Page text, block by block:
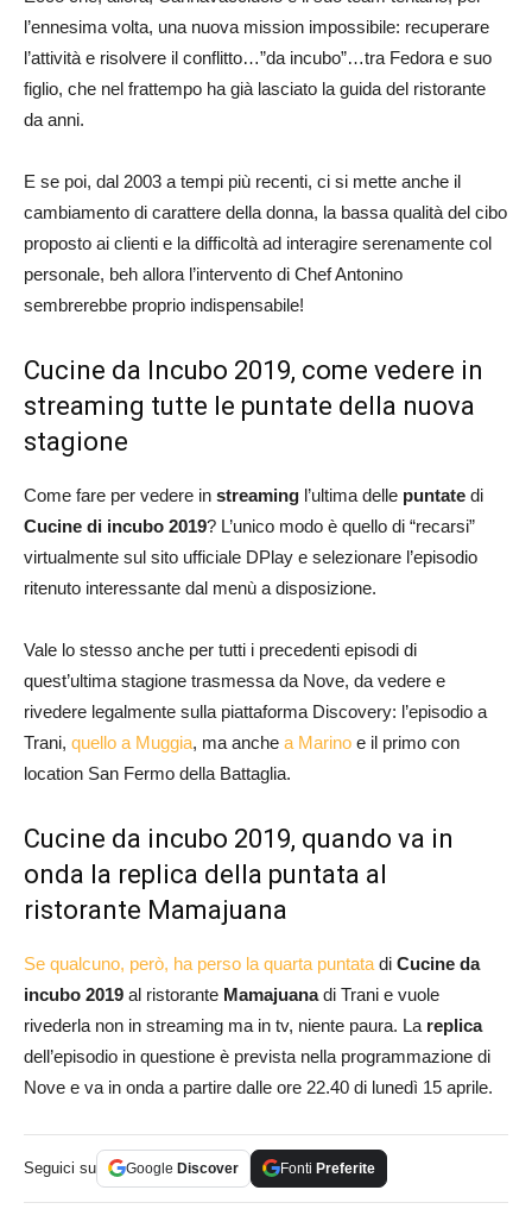
l’ennesima volta, una nuova mission impossibile: recuperare
l’attività e risolvere il conflitto…”da incubo”…tra Fedora e suo
figlio, che nel frattempo ha già lasciato la guida del ristorante
da anni.
E se poi, dal 2003 a tempi più recenti, ci si mette anche il
cambiamento di carattere della donna, la bassa qualità del cibo
proposto ai clienti e la difficoltà ad interagire serenamente col
personale, beh allora l’intervento di Chef Antonino
sembrerebbe proprio indispensabile!
Cucine da Incubo 2019, come vedere in
streaming tutte le puntate della nuova
stagione
Come fare per vedere in streaming l’ultima delle puntate di
Cucine di incubo 2019? L’unico modo è quello di “recarsi”
virtualmente sul sito ufficiale DPlay e selezionare l’episodio
ritenuto interessante dal menù a disposizione.
Vale lo stesso anche per tutti i precedenti episodi di
quest’ultima stagione trasmessa da Nove, da vedere e
rivedere legalmente sulla piattaforma Discovery: l’episodio a
Trani, quello a Muggia, ma anche a Marino e il primo con
location San Fermo della Battaglia.
Cucine da incubo 2019, quando va in
onda la replica della puntata al
ristorante Mamajuana
Se qualcuno, però, ha perso la quarta puntata di Cucine da
incubo 2019 al ristorante Mamajuanadi Trani e vuole
rivederla non in streaming ma in tv, niente paura. La replica
dell’episodio in questione è prevista nella programmazione di
Nove e va in onda a partire dalle ore 22.40 di lunedì 15 aprile.
Seguici su Google Discover Fonti Preferite